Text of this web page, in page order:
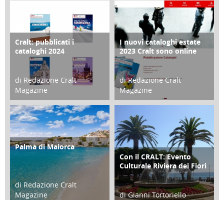
COPERTINA
Cralt: pubblicati i
cataloghi 2024
di Redazione Cralt
Magazine
21 Novembre 2023
CONTRO COPERTINA
I nuovi cataloghi estate
2023 Cralt sono online
di Redazione Cralt
Magazine
07 Marzo 2023
ATTIVITÀ
Palma di Maiorca
di Redazione Cralt
Magazine
ATTIVITÀ
Con il CRALT: Evento
Culturale Riviera dei Fiori
di Gianni Tortoriello